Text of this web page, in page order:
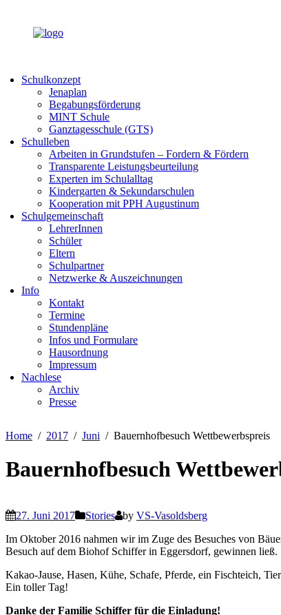
Schulkonzept
Jenaplan
Begabungsförderung
MINT Schule
Ganztagesschule (GTS)
Schulleben
Arbeiten in Grundstufen – Fordern & Fördern
Transparente Leistungsbeurteilung
Experten im Schulalltag
Kindergarten & Sekundarschulen
Kooperation mit PPH Augustinum
Schulgemeinschaft
LehrerInnen
Schüler
Eltern
Schulpartner
Netzwerke & Auszeichnungen
Info
Kontakt
Termine
Stundenpläne
Infos und Formulare
Hausordnung
Impressum
Nachlese
Archiv
Presse
Home 2017 Juni Bauernhofbesuch Wettbewerbspreis
Bauernhofbesuch
27. Juni 2017 Stories by VS-Vasoldsberg
Im Oktober 2016 nahmen wir im Zuge des Besuches von
Besuch auf dem Biohof Schiffer in Eggersdorf, gewinnen ließ.
Kakao-Jause, Hasen, Kühe, Schafe, Pferde, ein Fischteich,
Ein toller Tag!
Danke der Familie Schiffer für die Einladung!